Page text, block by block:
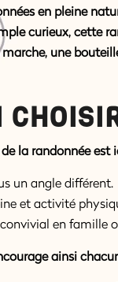
en pleine
curieux, cette
une
la randonnée est
un angle différent.
et activité
en famille
ainsi